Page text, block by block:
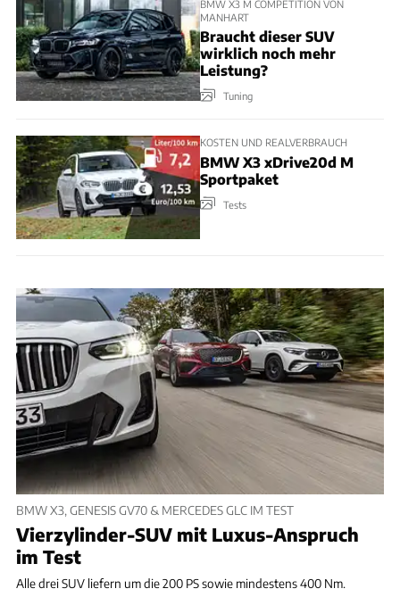
BMW X3 M COMPETITION VON
MANHART
Braucht dieser SUV
wirklich noch mehr
Leistung?
Tuning
KOSTEN UND REALVERBRAUCH
BMW X3 xDrive20d M
Sportpaket
Tests
BMW X3, GENESIS GV70 & MERCEDES GLC IM TEST
Vierzylinder-SUV mit Luxus-Anspruch
im Test
Alle drei SUV liefern um die 200 PS sowie mindestens 400 Nm.